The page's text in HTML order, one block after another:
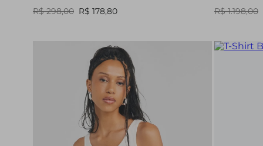
R$ 298,00 R$ 178,80 R$ 1.198,00